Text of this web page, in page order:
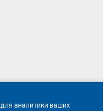
для аналитики ваших